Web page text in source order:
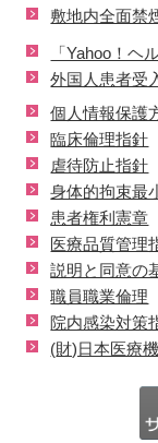
敷地内全面禁
「Yahoo！ヘ
外国人患者受
個人情報保護
臨床倫理指針
虐待防止指針
身体的拘束最
患者権利憲章
医療品質管理
説明と同意の
職員職業倫理
院内感染対策
(財)日本医療